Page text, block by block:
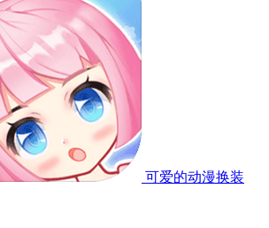
可爱的动漫换装